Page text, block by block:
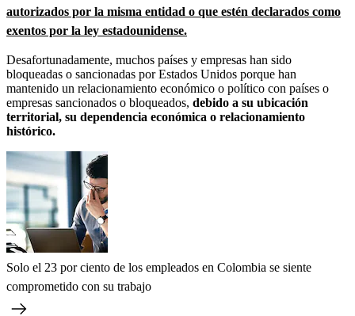
autorizados por la misma entidad o que estén declarados como
exentos por la ley estadounidense.
Desafortunadamente, muchos países y empresas han sido
bloqueadas o sancionadas por Estados Unidos porque han
mantenido un relacionamiento económico o político con países o
empresas sancionados o bloqueados, debido a su ubicación
territorial, su dependencia económica o relacionamiento
histórico.
Solo el 23 por ciento de los empleados en Colombia se siente
comprometido con su trabajo